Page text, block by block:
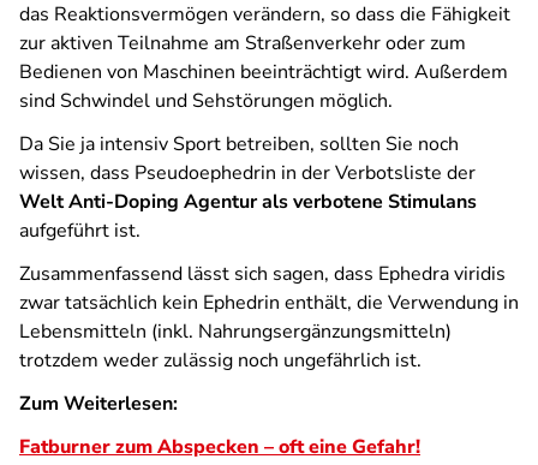
das Reaktionsvermögen verändern, so dass die Fähigkeit
zur aktiven Teilnahme am Straßenverkehr oder zum
Bedienen von Maschinen beeinträchtigt wird. Außerdem
sind Schwindel und Sehstörungen möglich.
Da Sie ja intensiv Sport betreiben, sollten Sie noch
wissen, dass Pseudoephedrin in der Verbotsliste der
Welt Anti-Doping Agentur als verbotene Stimulans
aufgeführt ist.
Zusammenfassend lässt sich sagen, dass Ephedra viridis
zwar tatsächlich kein Ephedrin enthält, die Verwendung in
Lebensmitteln (inkl. Nahrungsergänzungsmitteln)
trotzdem weder zulässig noch ungefährlich ist.
Zum Weiterlesen:
Fatburner zum Abspecken – oft eine Gefahr!